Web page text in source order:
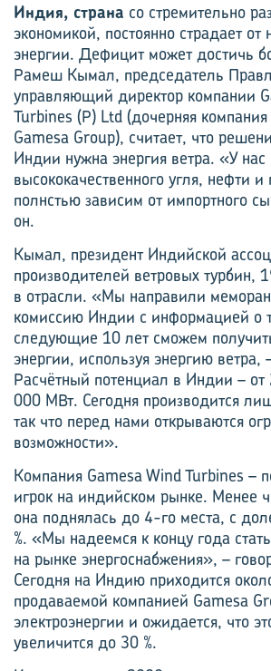
Индия, страна со стремительно
экономикой, постоянно страдает от
энергии. Дефицит может достичь
Рамеш Кымал, председатель
управляющий директор компании
Turbines (P) Ltd (дочерняя компания
Gamesa Group), считает, что
Индии нужна энергия ветра. «У нас
высококачественного угля, нефти
полнстью зависим от импортного
он.
Кымал, президент Индийской
производителей ветровых турбин,
в отрасли. «Мы направили
комиссию Индии с информацией о
следующие 10 лет сможем
энергии, используя энергию ветра,
Расчётный потенциал в Индии –
000 МВт. Сегодня производится
так что перед нами открываются
возможности».
Компания Gamesa Wind Turbines –
игрок на индийском рынке. Менее
она поднялась до 4-го места, с
%. «Мы надеемся к концу года
на рынке энергоснабжения», –
Сегодня на Индию приходится
продаваемой компанией Gamesa
электроэнергии и ожидается, что
увеличится до 30 %.